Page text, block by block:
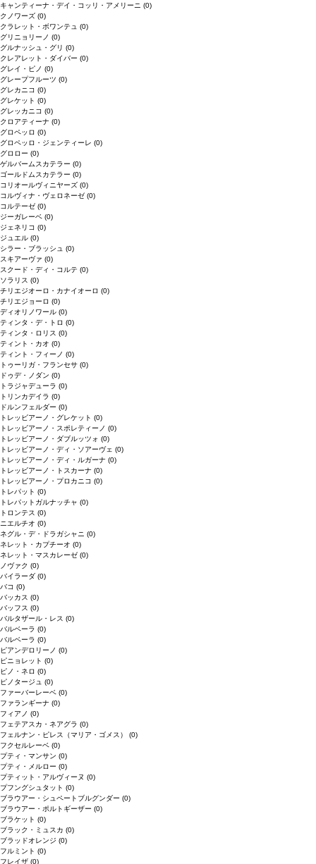
キャンティーナ・デイ・コッリ・アメリーニ (0)
クノワーズ (0)
クラレット・ボワンテュ (0)
グリニョリーノ (0)
グルナッシュ・グリ (0)
クレアレット・ダイバー (0)
グレイ・ピノ (0)
グレープフルーツ (0)
グレカニコ (0)
グレケット (0)
グレッカニコ (0)
クロアティーナ (0)
グロペッロ (0)
グロペッロ・ジェンティーレ (0)
グロロー (0)
ゲルバームスカテラー (0)
ゴールドムスカテラー (0)
コリオールヴィニヤーズ (0)
コルヴィナ・ヴェロネーゼ (0)
コルテーゼ (0)
ジーガレーベ (0)
ジェネリコ (0)
ジュエル (0)
シラー・ブラッシュ (0)
スキアーヴァ (0)
スクード・ディ・コルテ (0)
ソラリス (0)
チリエジオーロ・カナイオーロ (0)
チリエジョーロ (0)
ディオリノワール (0)
ティンタ・デ・トロ (0)
ティンタ・ロリス (0)
ティント・カオ (0)
ティント・フィーノ (0)
トゥーリガ・フランセサ (0)
ドゥデ・ノダン (0)
トラジャデューラ (0)
トリンカデイラ (0)
ドルンフェルダー (0)
トレッビアーノ・グレケット (0)
トレッビアーノ・スポレティーノ (0)
トレッビアーノ・ダブルッツォ (0)
トレッビアーノ・ディ・ソアーヴェ (0)
トレッビアーノ・ディ・ルガーナ (0)
トレッビアーノ・トスカーナ (0)
トレッビアーノ・プロカニコ (0)
トレパット (0)
トレパットガルナッチャ (0)
トロンテス (0)
ニエルチオ (0)
ネグル・デ・ドラガシャニ (0)
ネレット・カプチーオ (0)
ネレット・マスカレーゼ (0)
ノヴァク (0)
バイラーダ (0)
バコ (0)
バッカス (0)
バッフス (0)
バルタザール・レス (0)
バルベーラ (0)
バルベーラ (0)
ピアンデロリーノ (0)
ピニョレット (0)
ピノ・ネロ (0)
ピノタージュ (0)
ファーバーレーベ (0)
ファランギーナ (0)
フィアノ (0)
フェテアスカ・ネアグラ (0)
フェルナン・ピレス（マリア・ゴメス） (0)
フクセルレーベ (0)
プティ・マンサン (0)
プティ・メルロー (0)
プティット・アルヴィーヌ (0)
プフングシュタット (0)
ブラウアー・シュペートブルグンダー (0)
ブラウアー・ポルトギーザー (0)
ブラケット (0)
ブラック・ミュスカ (0)
ブラッドオレンジ (0)
フルミント (0)
フレイザ (0)